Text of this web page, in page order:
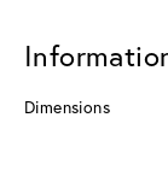
Dimensions